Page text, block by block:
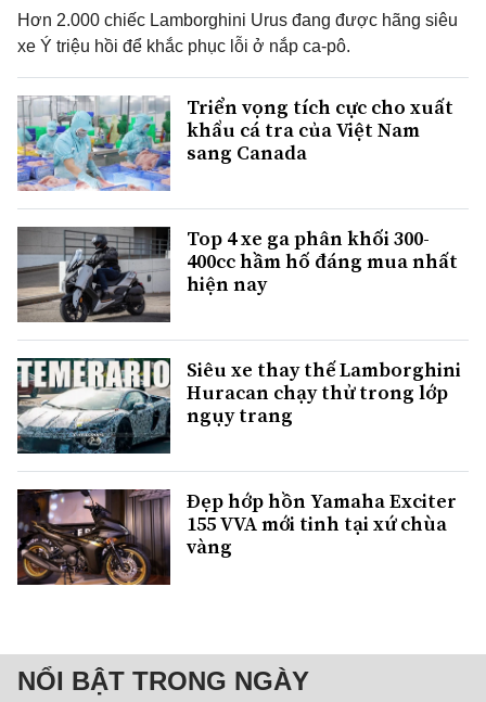
Hơn 2.000 chiếc Lamborghini Urus đang được hãng siêu
xe Ý triệu hồi để khắc phục lỗi ở nắp ca-pô.
Triển vọng tích cực cho xuất
khẩu cá tra của Việt Nam
sang Canada
Top 4 xe ga phân khối 300-
400cc hầm hố đáng mua nhất
hiện nay
Siêu xe thay thế Lamborghini
Huracan chạy thử trong lớp
ngụy trang
Đẹp hớp hồn Yamaha Exciter
155 VVA mới tinh tại xứ chùa
vàng
NỔI BẬT TRONG NGÀY